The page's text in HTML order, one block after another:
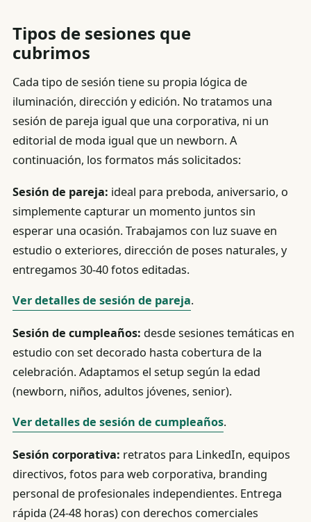
Tipos de sesiones que
cubrimos
Cada tipo de sesión tiene su propia lógica de
iluminación, dirección y edición. No tratamos una
sesión de pareja igual que una corporativa, ni un
editorial de moda igual que un newborn. A
continuación, los formatos más solicitados:
Sesión de pareja: ideal para preboda, aniversario, o
simplemente capturar un momento juntos sin
esperar una ocasión. Trabajamos con luz suave en
estudio o exteriores, dirección de poses naturales, y
entregamos 30-40 fotos editadas.
Ver detalles de sesión de pareja.
Sesión de cumpleaños: desde sesiones temáticas en
estudio con set decorado hasta cobertura de la
celebración. Adaptamos el setup según la edad
(newborn, niños, adultos jóvenes, senior).
Ver detalles de sesión de cumpleaños.
Sesión corporativa: retratos para LinkedIn, equipos
directivos, fotos para web corporativa, branding
personal de profesionales independientes. Entrega
rápida (24-48 horas) con derechos comerciales